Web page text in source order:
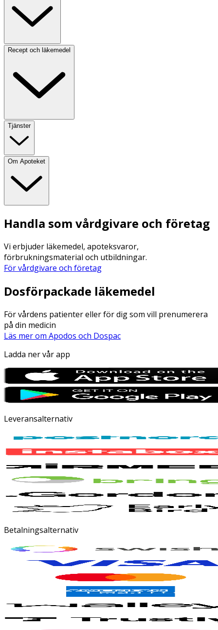
Recept och läkemedel
Tjänster
Om Apoteket
Handla som vårdgivare och företag
Vi erbjuder läkemedel, apoteksvaror,
förbrukningsmaterial och utbildningar.
För vårdgivare och företag
Dosförpackade läkemedel
För vårdens patienter eller för dig som vill prenumerera
på din medicin
Läs mer om Apodos och Dospac
Ladda ner vår app
Leveransalternativ
Betalningsalternativ